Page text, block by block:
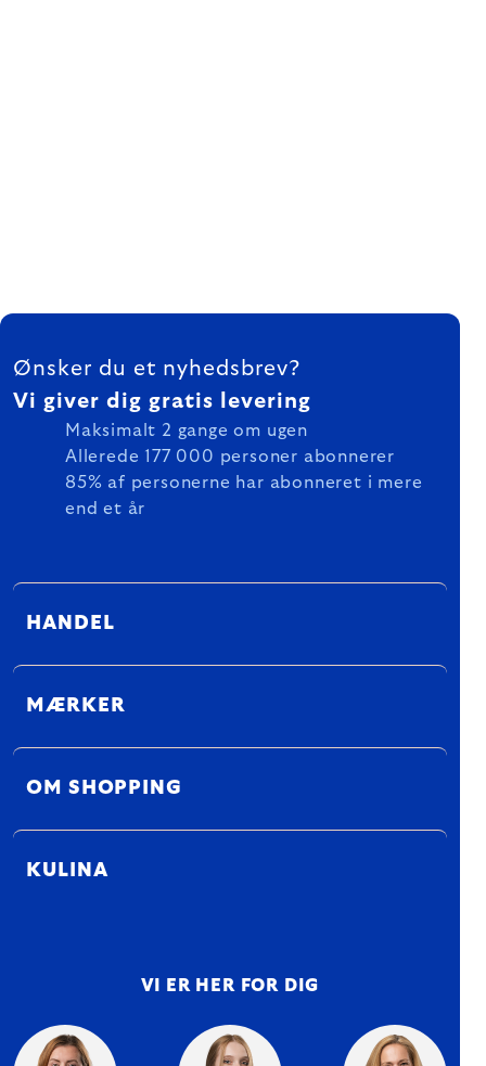
FOOTER
Ønsker du et nyhedsbrev?
Vi giver dig gratis levering
Maksimalt 2 gange om ugen
Allerede 177 000 personer abonnerer
85% af personerne har abonneret i mere
end et år
HANDEL
MÆRKER
OM SHOPPING
KULINA
VI ER HER FOR DIG